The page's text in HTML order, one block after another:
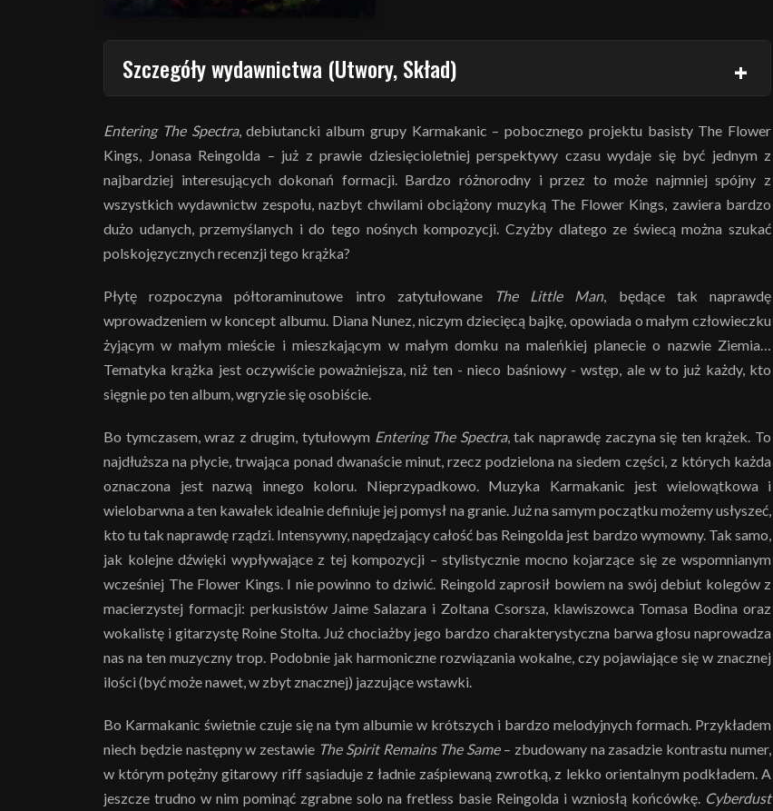
Szczegóły wydawnictwa (Utwory, Skład)
Entering The Spectra, debiutancki album grupy Karmakanic – pobocznego projektu basisty The Flower
Kings, Jonasa Reingolda – już z prawie dziesięcioletniej perspektywy czasu wydaje się być jednym z
najbardziej interesujących dokonań formacji. Bardzo różnorodny i przez to może najmniej spójny z
wszystkich wydawnictw zespołu, nazbyt chwilami obciążony muzyką The Flower Kings, zawiera bardzo
dużo udanych, przemyślanych i do tego nośnych kompozycji. Czyżby dlatego ze świecą można szukać
polskojęzycznych recenzji tego krążka?
Płytę rozpoczyna półtoraminutowe intro zatytułowane The Little Man, będące tak naprawdę
wprowadzeniem w koncept albumu. Diana Nunez, niczym dziecięcą bajkę, opowiada o małym człowieczku
żyjącym w małym mieście i mieszkającym w małym domku na maleńkiej planecie o nazwie Ziemia…
Tematyka krążka jest oczywiście poważniejsza, niż ten - nieco baśniowy - wstęp, ale w to już każdy, kto
sięgnie po ten album, wgryzie się osobiście.
Bo tymczasem, wraz z drugim, tytułowym Entering The Spectra, tak naprawdę zaczyna się ten krążek. To
najdłuższa na płycie, trwająca ponad dwanaście minut, rzecz podzielona na siedem części, z których każda
oznaczona jest nazwą innego koloru. Nieprzypadkowo. Muzyka Karmakanic jest wielowątkowa i
wielobarwna a ten kawałek idealnie definiuje jej pomysł na granie. Już na samym początku możemy usłyszeć,
kto tu tak naprawdę rządzi. Intensywny, napędzający całość bas Reingolda jest bardzo wymowny. Tak samo,
jak kolejne dźwięki wypływające z tej kompozycji – stylistycznie mocno kojarzące się ze wspomnianym
wcześniej The Flower Kings. I nie powinno to dziwić. Reingold zaprosił bowiem na swój debiut kolegów z
macierzystej formacji: perkusistów Jaime Salazara i Zoltana Csorsza, klawiszowca Tomasa Bodina oraz
wokalistę i gitarzystę Roine Stolta. Już chociażby jego bardzo charakterystyczna barwa głosu naprowadza
nas na ten muzyczny trop. Podobnie jak harmoniczne rozwiązania wokalne, czy pojawiające się w znacznej
ilości (być może nawet, w zbyt znacznej) jazzujące wstawki.
Bo Karmakanic świetnie czuje się na tym albumie w krótszych i bardzo melodyjnych formach. Przykładem
niech będzie następny w zestawie The Spirit Remains The Same– zbudowany na zasadzie kontrastu numer,
w którym potężny gitarowy riff sąsiaduje z ładnie zaśpiewaną zwrotką, z lekko orientalnym podkładem. A
jeszcze trudno w nim pominąć zgrabne solo na fretless basie Reingolda i wzniosłą końcówkę. Cyberdust